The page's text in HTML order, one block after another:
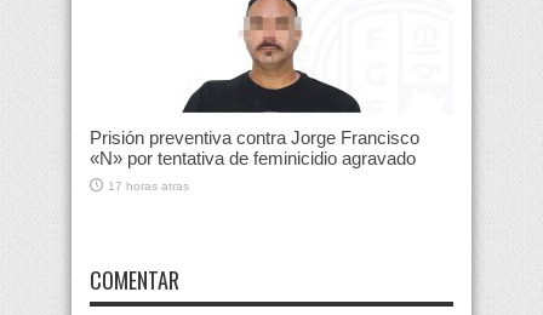
Prisión preventiva contra Jorge Francisco
«N» por tentativa de feminicidio agravado
17 horas atras
COMENTAR